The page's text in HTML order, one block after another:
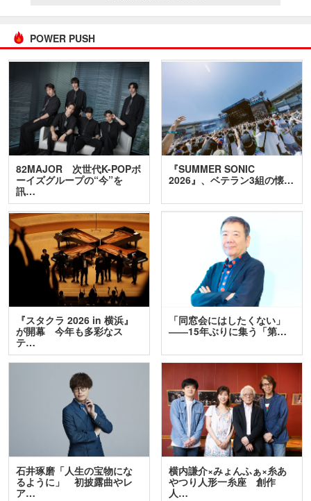
POWER PUSH
82MAJOR 次世代K-POPボ
ーイズグループの“今”を
訊…
『SUMMER SONIC
2026』、ベテラン3組の懐…
『スタクラ 2026 in 横浜』
が開幕 今年も多彩なス
テ…
「同窓会にはしたくない」
――15年ぶりに集う「第…
石井琢磨「人生の宝物にな
るように」 初披露曲やレ
ア…
横内謙介×みょんふぁ×糸あ
やつり人形一糸座 創作
人…